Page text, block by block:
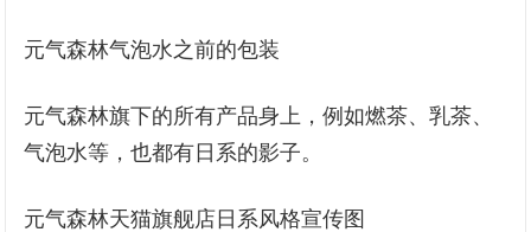
元气森林气泡水之前的包装
元气森林旗下的所有产品身上，例如燃茶、乳茶、
气泡水等，也都有日系的影子。
元气森林天猫旗舰店日系风格宣传图